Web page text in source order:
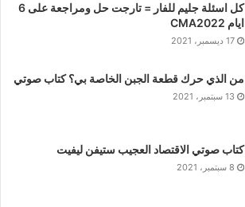
كل اسئلة جليم للفار = تارجت حل ومراجعة على 6
ايام CMA2022
17 ديسمبر، 2021
من الذي حرك قطعة الجبن الخاصة بي؟ كتاب صوتي
13 سبتمبر، 2021
كتاب صوتي الاقتصاد العجيب ستيفن ليفيت
8 سبتمبر، 2021